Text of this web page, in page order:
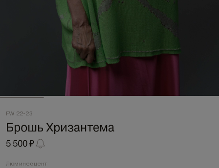
FW 22-23
Брошь Хризантема
5 500 ₽
Люминесцент